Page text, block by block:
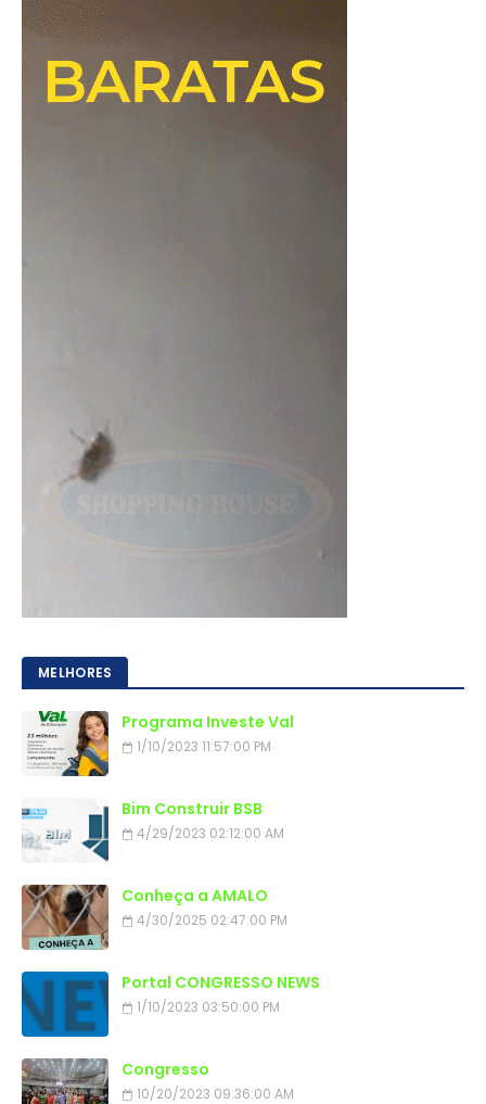
MELHORES
Programa Investe Val
1/10/2023 11:57:00 PM
Bim Construir BSB
4/29/2023 02:12:00 AM
Conheça a AMALO
4/30/2025 02:47:00 PM
Portal CONGRESSO NEWS
1/10/2023 03:50:00 PM
Congresso
10/20/2023 09:36:00 AM